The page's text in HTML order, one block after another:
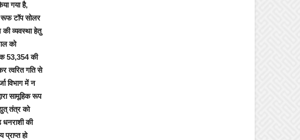
गया है,
रूफ टॉप सोलर
की व्यवस्था हेतु
को
53,354 की
त्वरित गति से
विभाग में न
सामूहिक रूप
तंत्र को
की
हो